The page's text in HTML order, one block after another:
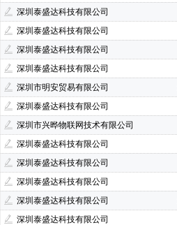
深圳泰盛达科技有限公司
深圳泰盛达科技有限公司
深圳泰盛达科技有限公司
深圳泰盛达科技有限公司
深圳市明安贸易有限公司
深圳泰盛达科技有限公司
深圳市兴晔物联网技术有限公司
深圳泰盛达科技有限公司
深圳泰盛达科技有限公司
深圳泰盛达科技有限公司
深圳泰盛达科技有限公司
深圳泰盛达科技有限公司